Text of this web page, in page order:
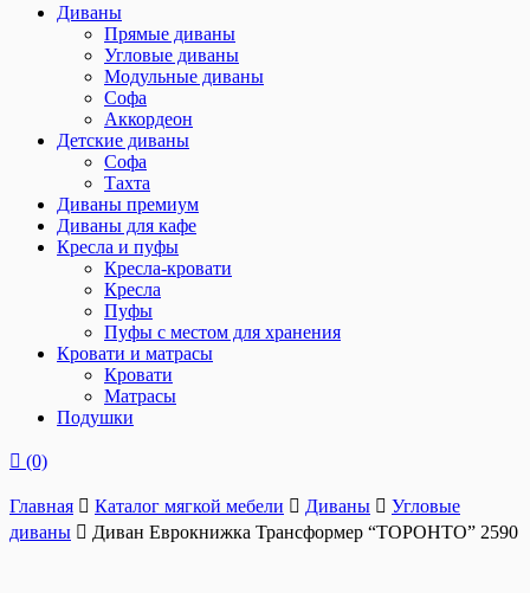
Диваны
Прямые диваны
Угловые диваны
Модульные диваны
Софа
Аккордеон
Детские диваны
Софа
Тахта
Диваны премиум
Диваны для кафе
Кресла и пуфы
Кресла-кровати
Кресла
Пуфы
Пуфы с местом для хранения
Кровати и матрасы
Кровати
Матрасы
Подушки
(0)
Главная Каталог мягкой мебели Диваны
Угловые
диваны
Диван Еврокнижка Трансформер “ТОРОНТО” 2590